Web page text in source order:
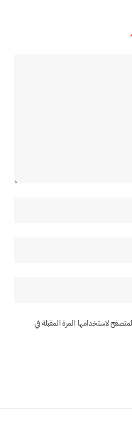
لاستخدامها المرة المقبلة في